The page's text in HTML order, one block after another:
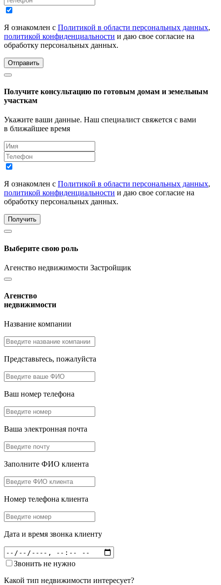
Я ознакомлен с Политикой в области персональных данных,
политикой конфиденциальности и даю свое согласие на
обработку персональных данных.
Отправить
Получите консультацию по готовым домам и земельным
участкам
Укажите ваши данные. Наш специалист свяжется с вами
в ближайшее время
Я ознакомлен с Политикой в области персональных данных,
политикой конфиденциальности и даю свое согласие на
обработку персональных данных.
Получить
Выберите свою роль
Агенство недвижимости Застройщик
Агенство
недвижимости
Название компании
Представьтесь, пожалуйста
Ваш номер телефона
Ваша электронная почта
Заполните ФИО клиента
Номер телефона клиента
Дата и время звонка клиенту
Звонить не нужно
Какой тип недвижимости интересует?